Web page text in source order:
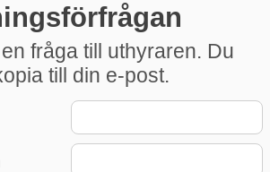
fråga till uthyraren. Du
till din e-post.